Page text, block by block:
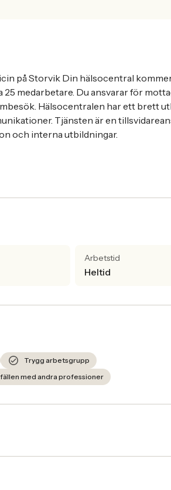
på Storvik Din hälsocentral
medarbetare. Du ansvarar för
Hälsocentralen har ett brett
Tjänsten är en
och interna utbildningar.
Arbetstid
Heltid
Trygg arbetsgrupp
med andra professioner